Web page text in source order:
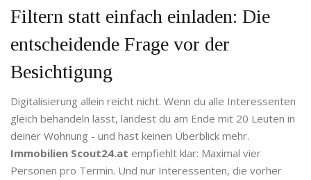
Filtern statt einfach einladen: Die
entscheidende Frage vor der
Besichtigung
Digitalisierung allein reicht nicht. Wenn du alle Interessenten
gleich behandeln lässt, landest du am Ende mit 20 Leuten in
deiner Wohnung - und hast keinen Überblick mehr.
Immobilien Scout24.at empfiehlt klar: Maximal vier
Personen pro Termin. Und nur Interessenten, die vorher